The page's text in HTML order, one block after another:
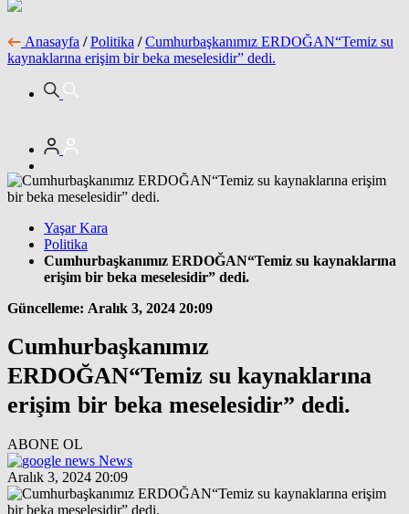
Anasayfa / Politika / Cumhurbaşkanımız ERDOĞAN“Temiz su
kaynaklarına erişim bir beka meselesidir” dedi.
Yaşar Kara
Politika
Cumhurbaşkanımız ERDOĞAN“Temiz su kaynaklarına
erişim bir beka meselesidir” dedi.
Güncelleme: Aralık 3, 2024 20:09
Cumhurbaşkanımız
ERDOĞAN“Temiz su kaynaklarına
erişim bir beka meselesidir” dedi.
ABONE OL
News
Aralık 3, 2024 20:09